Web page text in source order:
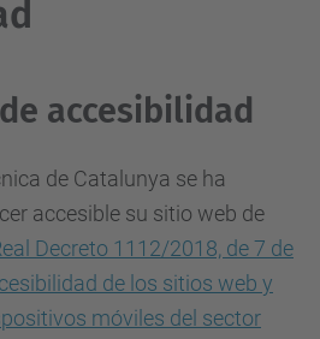
accesibilidad
de Catalunya se ha
accesible su sitio web de
Decreto 1112/2018, de 7 de
de los sitios web y
móviles del sector